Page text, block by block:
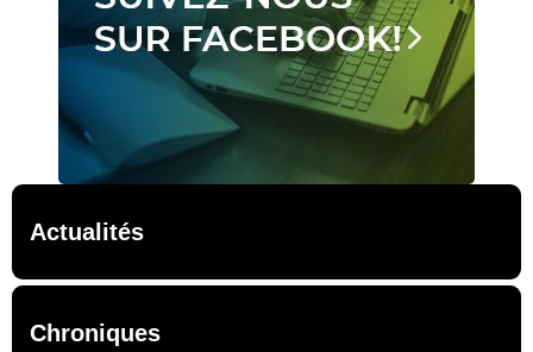
Actualités
Chroniques